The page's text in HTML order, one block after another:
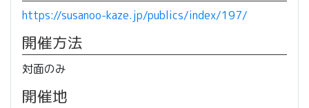
https://susanoo-kaze.jp/publics/index/197/
開催方法
対面のみ
開催地